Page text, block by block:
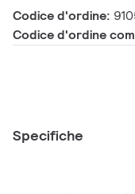
Codice d'ordine:
Codice d'ordine
Specifiche